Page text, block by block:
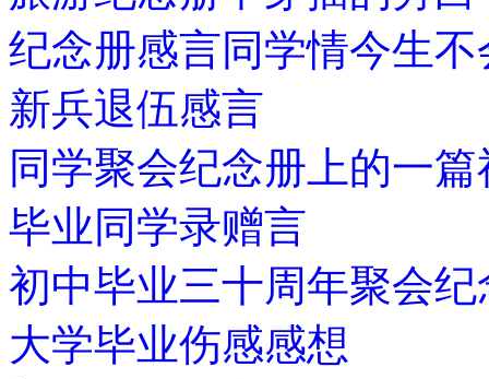
纪念册感言同学情今生不
新兵退伍感言
同学聚会纪念册上的一
毕业同学录赠言
初中毕业三十周年聚会
大学毕业伤感感想